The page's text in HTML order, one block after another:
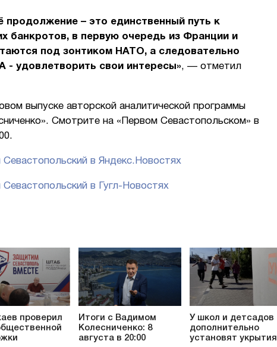
продолжение – это единственный путь к
банкротов, в первую очередь из Франции и
под зонтиком НАТО, а следовательно
- удовлетворить свои интересы», — отметил
выпуске авторской аналитической программы
Смотрите на «Первом Севастопольском» в
в Яндекс.Новостях
в Гугл-Новостях
проверил
Итоги с Вадимом
Колесниченко: 8
августа в 20:00
У школ и детсадов
дополнительно
установят укрытия